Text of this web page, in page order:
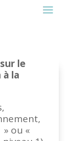
le
la
ou «